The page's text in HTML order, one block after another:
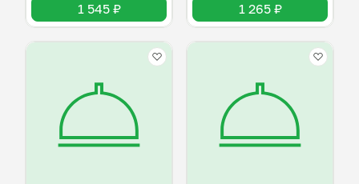
1 545 ₽ 1 265 ₽